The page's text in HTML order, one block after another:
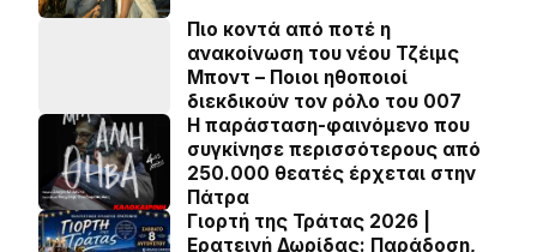
Πιο κοντά από ποτέ η
ανακοίνωση του νέου Τζέιμς
Μποντ – Ποιοι ηθοποιοί
διεκδικούν τον ρόλο του 007
Η παράσταση-φαινόμενο που
συγκίνησε περισσότερους από
250.000 θεατές έρχεται στην
Πάτρα
Γιορτή της Τράτας 2026 |
Ερατεινή Δωρίδας: Παράδοση,